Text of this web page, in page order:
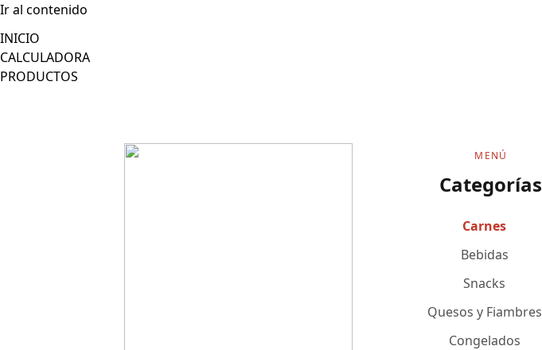
Ir al contenido
INICIO
CALCULADORA
PRODUCTOS
MENÚ
Categorías
Carnes
Bebidas
Snacks
Quesos y Fiambres
Congelados